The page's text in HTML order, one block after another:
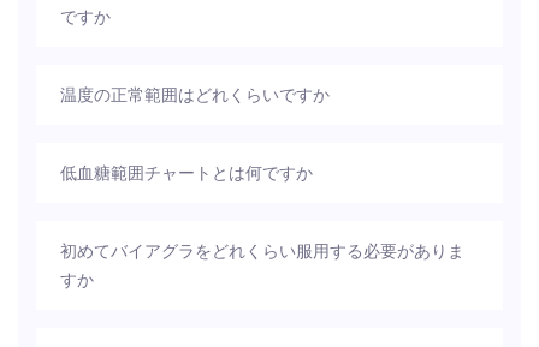
ですか
温度の正常範囲はどれくらいですか
低血糖範囲チャートとは何ですか
初めてバイアグラをどれくらい服用する必要がありま
すか